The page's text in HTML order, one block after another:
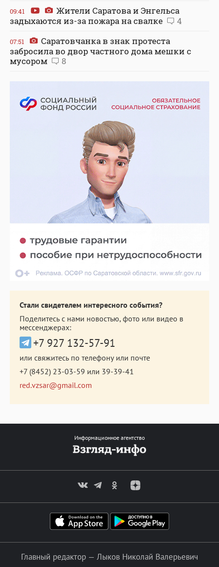
09:41
Жители Саратова и Энгельса
задыхаются из-за пожара на свалке
4
07:51
Саратовчанка в знак протеста
забросила во двор частного дома мешки с
мусором
8
Стали свидетелем интересного события?
Поделитесь с нами новостью, фото или видео в
мессенджерах:
+7 927 132-57-91
или свяжитесь по телефону или почте
+7 (8452) 23-03-59 или 39-39-41
red.vzsar@gmail.com
Информационное агентство
Главный редактор — Лыков Николай Валерьевич